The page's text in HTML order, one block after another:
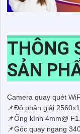
THÔNG
SẢN
Camera quay quét
📌Độ phân giải
📌Ống kính 4mm@
📌Góc quay ngang